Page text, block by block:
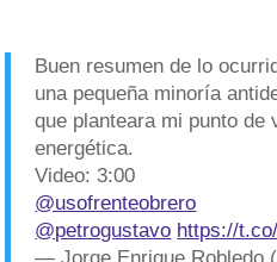
Buen resumen de lo
una pequeña minoría
que planteara mi punto
energética.
Video: 3:00
@usofrenteobrero
@petrogustavo https://